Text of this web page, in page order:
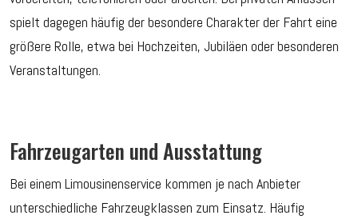
spielt dagegen häufig der besondere Charakter der Fahrt eine
größere Rolle, etwa bei Hochzeiten, Jubiläen oder besonderen
Veranstaltungen.
Fahrzeugarten und Ausstattung
Bei einem Limousinenservice kommen je nach Anbieter
unterschiedliche Fahrzeugklassen zum Einsatz. Häufig